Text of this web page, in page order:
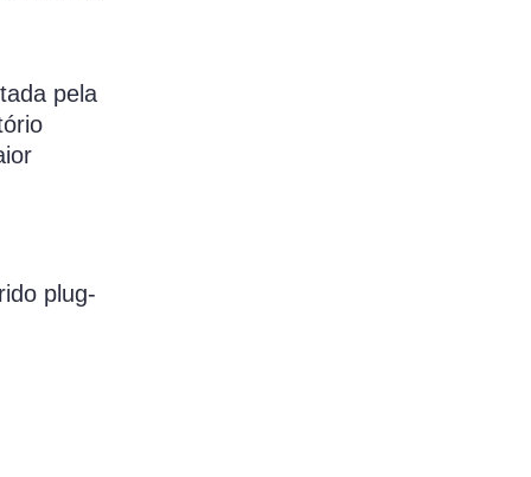
pela
plug-